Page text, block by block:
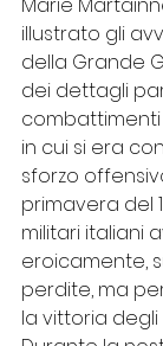
illustrato gli
della Grande
dei dettagli
combattimenti
in cui si era
sforzo
primavera del
militari italiani
eroicamente,
perdite, ma
la vittoria degli